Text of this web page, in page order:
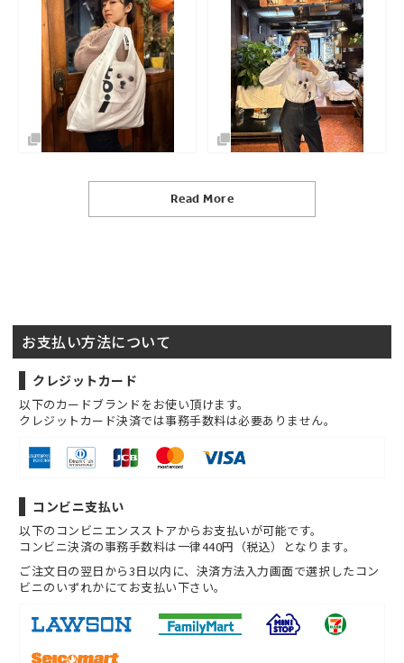
Read More
お支払い方法について
クレジットカード
以下のカードブランドをお使い頂けます。
クレジットカード決済では事務手数料は必要ありません。
コンビニ支払い
以下のコンビニエンスストアからお支払いが可能です。
コンビニ決済の事務手数料は一律440円（税込）となります。
ご注文日の翌日から3日以内に、決済方法入力画面で選択したコン
ビニのいずれかにてお支払い下さい。